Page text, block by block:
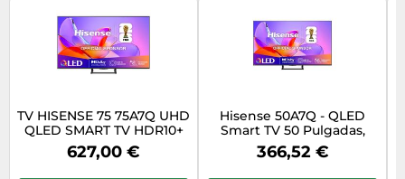
TV HISENSE 75 75A7Q UHD
QLED SMART TV HDR10+
627,00 €
Hisense 50A7Q - QLED
Smart TV 50 Pulgadas,
Movimientos Suaves IA,
Dolby Vision, Dolby
366,52 €